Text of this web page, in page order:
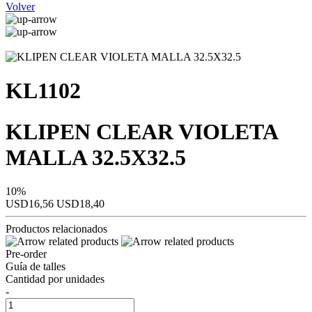
Volver
KL1102
KLIPEN CLEAR VIOLETA
MALLA 32.5X32.5
10%
USD16,56 USD18,40
Productos relacionados
Pre-order
Guía de talles
Cantidad por unidades
-